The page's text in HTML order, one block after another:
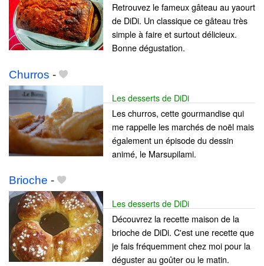
Retrouvez le fameux gâteau au yaourt
de DiDi. Un classique ce gâteau très
simple à faire et surtout délicieux.
Bonne dégustation.
Churros -
Les desserts de DiDi
Les churros, cette gourmandise qui
me rappelle les marchés de noël mais
également un épisode du dessin
animé, le Marsupilami.
Brioche -
Les desserts de DiDi
Découvrez la recette maison de la
brioche de DiDi. C'est une recette que
je fais fréquemment chez moi pour la
déguster au goûter ou le matin.